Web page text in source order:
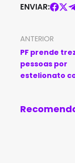
ENVIAR:
ANTERIOR
PF prende
pessoas por
estelionato